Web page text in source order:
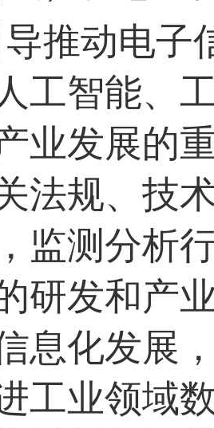
导推动电子
工智能、
业发展的
法规、技
监测分析
研发和产
息化发展
工业领域